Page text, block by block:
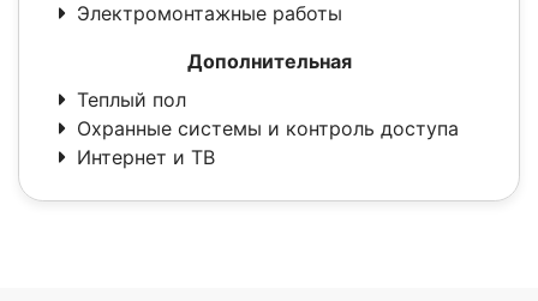
Электромонтажные работы
Дополнительная
Теплый пол
Охранные системы и контроль доступа
Интернет и ТВ